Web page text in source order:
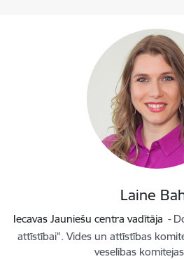
Laine
Iecavas Jauniešu centra vadītāja
attīstībai". Vides un attīstības
veselības